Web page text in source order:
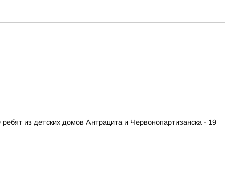
из детских домов Антрацита и Червонопартизанска - 19